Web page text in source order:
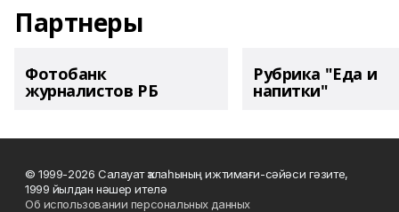
Партнеры
Фотобанк
журналистов РБ
Рубрика "Еда и
напитки"
© 1999-2026 Салауат ҡалаһының ижтимағи-сәйәси гәзите,
1999 йылдан нәшер ителә
Об использовании персональных данных